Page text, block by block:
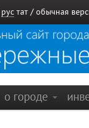
рус тат / обычная
о городе